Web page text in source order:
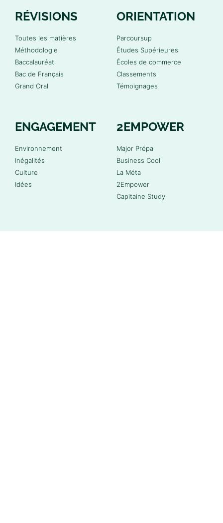
RÉVISIONS
Toutes les matières
Méthodologie
Baccalauréat
Bac de Français
Grand Oral
ORIENTATION
Parcoursup
Études Supérieures
Écoles de commerce
Classements
Témoignages
ENGAGEMENT
Environnement
Inégalités
Culture
Idées
2EMPOWER
Major Prépa
Business Cool
La Méta
2Empower
Capitaine Study